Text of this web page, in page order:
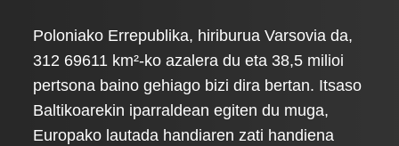
Poloniako Errepublika, hiriburua Varsovia da,
312 69611 km²-ko azalera du eta 38,5 milioi
pertsona baino gehiago bizi dira bertan. Itsaso
Baltikoarekin iparraldean egiten du muga,
Europako lautada handiaren zati handiena